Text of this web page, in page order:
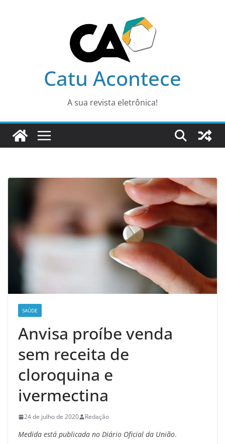
Catu Acontece
A sua revista eletrônica!
SAÚDE
Anvisa proíbe venda
sem receita de
cloroquina e
ivermectina
24 de julho de 2020 Redação
Medida está publicada no Diário Oficial da União.